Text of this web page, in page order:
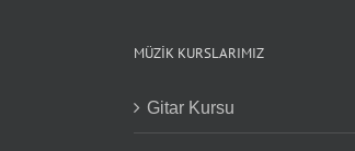
MÜZIK KURSLARIMIZ
Gitar Kursu